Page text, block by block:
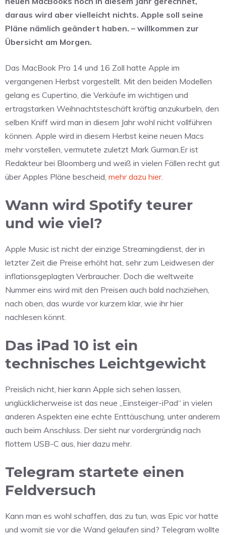
daraus wird aber vielleicht nichts. Apple soll seine
Pläne nämlich geändert haben. – willkommen zur
Übersicht am Morgen.
Das MacBook Pro 14 und 16 Zoll hatte Apple im
vergangenen Herbst vorgestellt. Mit den beiden Modellen
gelang es Cupertino, die Verkäufe im wichtigen und
ertragstarken Weihnachtsteschäft kräftig anzukurbeln, den
selben Kniff wird man in diesem Jahr wohl nicht vollführen
können. Apple wird in diesem Herbst keine neuen Macs
mehr vorstellen, vermutete zuletzt Mark Gurman.Er ist
Redakteur bei Bloomberg und weiß in vielen Fällen recht gut
über Apples Pläne bescheid, mehr dazu hier.
Wann wird Spotify teurer
und wie viel?
Apple Music ist nicht der einzige Streamingdienst, der in
letzter Zeit die Preise erhöht hat, sehr zum Leidwesen der
inflationsgeplagten Verbraucher. Doch die weltweite
Nummer eins wird mit den Preisen auch bald nachziehen,
nach oben, das wurde vor kurzem klar, wie ihr hier
nachlesen könnt.
Das iPad 10 ist ein
technisches Leichtgewicht
Preislich nicht, hier kann Apple sich sehen lassen,
unglücklicherweise ist das neue „Einsteiger-iPad“ in vielen
anderen Aspekten eine echte Enttäuschung, unter anderem
auch beim Anschluss. Der sieht nur vordergründig nach
flottem USB-C aus, hier dazu mehr.
Telegram startete einen
Feldversuch
Kann man es wohl schaffen, das zu tun, was Epic vor hatte
und womit sie vor die Wand gelaufen sind? Telegram wollte